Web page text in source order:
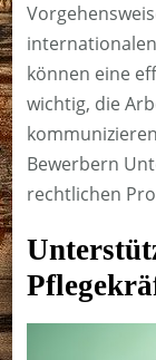
können eine
wichtig, die
Bewerbern
rechtlichen